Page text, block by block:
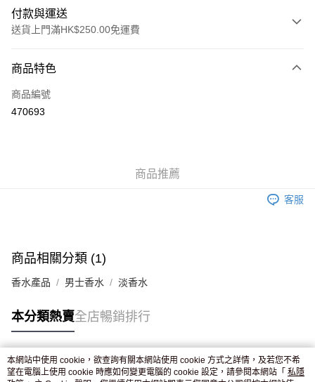
付款與運送
送貨上門滿HK$250.00免運費
信用卡
Apple Pay
商品特色
商品編號
470693
商品推薦
客服
商品相關分類 (1)
香水產品 男士香水 淡香水
本分類熱賣全店暢銷排行
熱門標籤
本網站中使用 cookie，欲查詢有關本網站使用 cookie 方式之詳情，及若您不希
望在電腦上使用 cookie 時應如何變更電腦的 cookie 設定，請參閱本網站「 私隱